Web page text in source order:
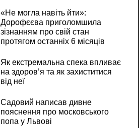
«Не могла навіть йти»:
Дорофєєва приголомшила
зізнанням про свій стан
протягом останніх 6 місяців
Як екстремальна спека впливає
на здоров’я та як захиститися
від неї
Садовий написав дивне
пояснення про московського
попа у Львові